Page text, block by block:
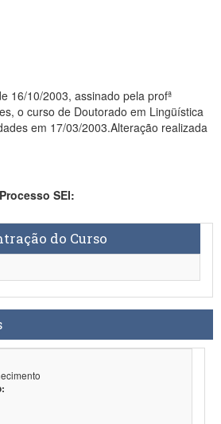
16/10/2003, assinado pela profª
o curso de Doutorado em Lingüística
em 17/03/2003.Alteração realizada
SEI:
do Curso